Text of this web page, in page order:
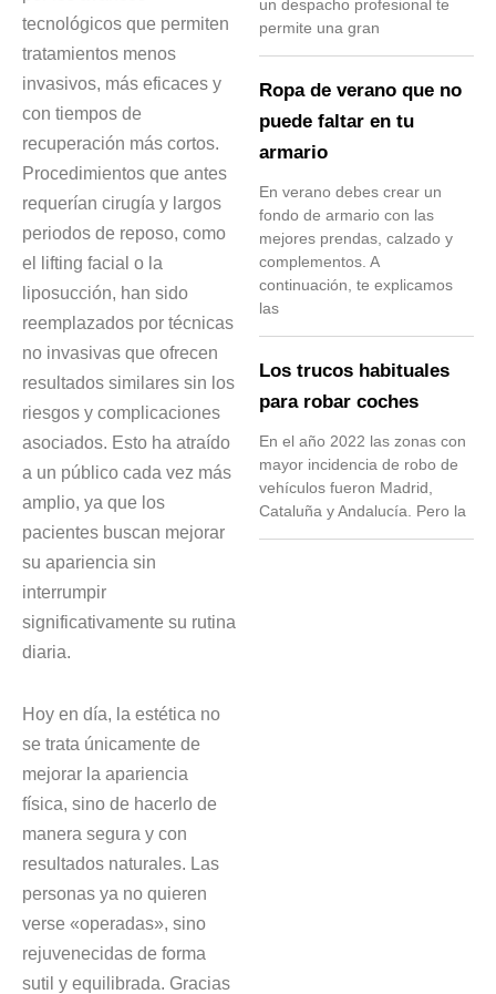
tecnológicos que permiten
tratamientos menos
invasivos, más eficaces y
con tiempos de
recuperación más cortos.
Procedimientos que antes
requerían cirugía y largos
periodos de reposo, como
el lifting facial o la
liposucción, han sido
reemplazados por técnicas
no invasivas que ofrecen
resultados similares sin los
riesgos y complicaciones
asociados. Esto ha atraído
a un público cada vez más
amplio, ya que los
pacientes buscan mejorar
su apariencia sin
interrumpir
significativamente su rutina
diaria.
Hoy en día, la estética no
se trata únicamente de
mejorar la apariencia
física, sino de hacerlo de
manera segura y con
resultados naturales. Las
personas ya no quieren
verse «operadas», sino
rejuvenecidas de forma
sutil y equilibrada. Gracias
un despacho profesional te
permite una gran
Ropa de verano que no
puede faltar en tu
armario
En verano debes crear un
fondo de armario con las
mejores prendas, calzado y
complementos. A
continuación, te explicamos
las
Los trucos habituales
para robar coches
En el año 2022 las zonas con
mayor incidencia de robo de
vehículos fueron Madrid,
Cataluña y Andalucía. Pero la